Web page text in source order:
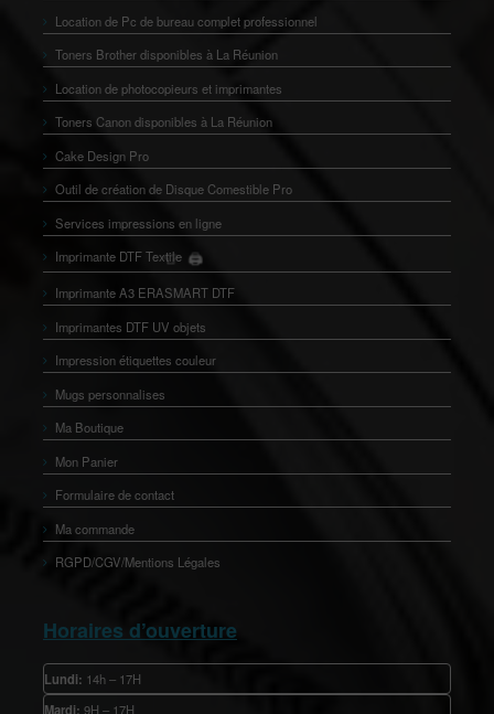
Location de Pc de bureau complet professionnel
Toners Brother disponibles à La Réunion
Location de photocopieurs et imprimantes
Toners Canon disponibles à La Réunion
Cake Design Pro
Outil de création de Disque Comestible Pro
Services impressions en ligne
Imprimante DTF Textile 🖨️
👕
Imprimante A3 ERASMART DTF
Imprimantes DTF UV objets
Impression étiquettes couleur
Mugs personnalises
Ma Boutique
Mon Panier
Formulaire de contact
Ma commande
RGPD/CGV/Mentions Légales
Horaires d’ouverture
Lundi: 14h – 17H
Mardi: 9H – 17H